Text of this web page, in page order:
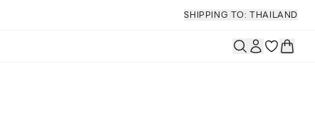
SHIPPING TO: THAILAND